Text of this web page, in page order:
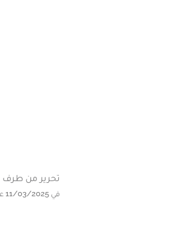
تحرير من طرف
في 11/03/2025 على الساعة 15:00